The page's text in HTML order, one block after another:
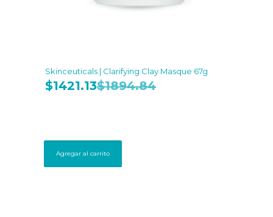
Skinceuticals | Clarifying Clay Masque 67g
$1421.13$1894.84
Agregar al carrito